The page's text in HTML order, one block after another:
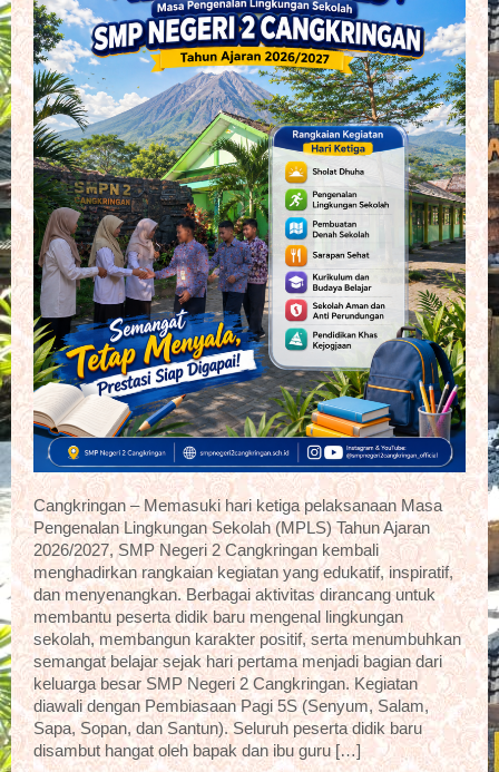
Cangkringan – Memasuki hari ketiga pelaksanaan Masa
Pengenalan Lingkungan Sekolah (MPLS) Tahun Ajaran
2026/2027, SMP Negeri 2 Cangkringan kembali
menghadirkan rangkaian kegiatan yang edukatif, inspiratif,
dan menyenangkan. Berbagai aktivitas dirancang untuk
membantu peserta didik baru mengenal lingkungan
sekolah, membangun karakter positif, serta menumbuhkan
semangat belajar sejak hari pertama menjadi bagian dari
keluarga besar SMP Negeri 2 Cangkringan. Kegiatan
diawali dengan Pembiasaan Pagi 5S (Senyum, Salam,
Sapa, Sopan, dan Santun). Seluruh peserta didik baru
disambut hangat oleh bapak dan ibu guru […]